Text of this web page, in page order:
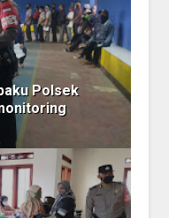
Polsek